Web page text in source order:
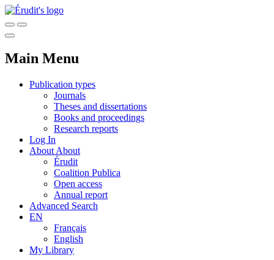
Main Menu
Publication types
Journals
Theses and dissertations
Books and proceedings
Research reports
Log In
About About
Érudit
Coalition Publica
Open access
Annual report
Advanced Search
EN
Français
English
My Library